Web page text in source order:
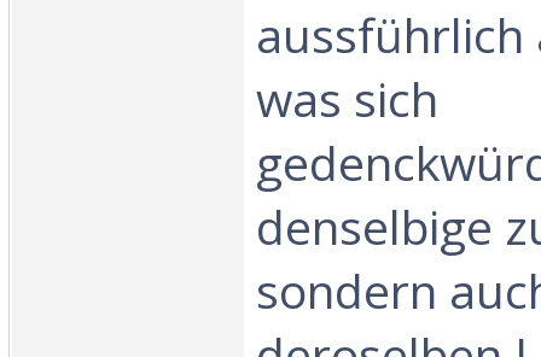
aussführlich
was sich
denselbige
sondern